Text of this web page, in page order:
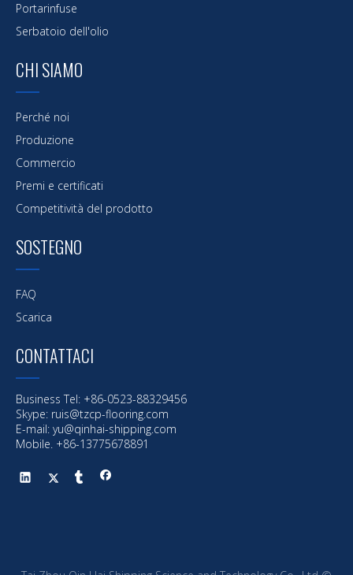
Portarinfuse
Serbatoio dell'olio
CHI SIAMO
Perché noi
Produzione
Commercio
Premi e certificati
Competitività del prodotto
SOSTEGNO
FAQ
Scarica
CONTATTACI
Business Tel: +86-0523-88329456
Skype: ruis@tzcp-flooring.com
E-mail: yu@qinhai-shipping.com
Mobile. +86-13775678891